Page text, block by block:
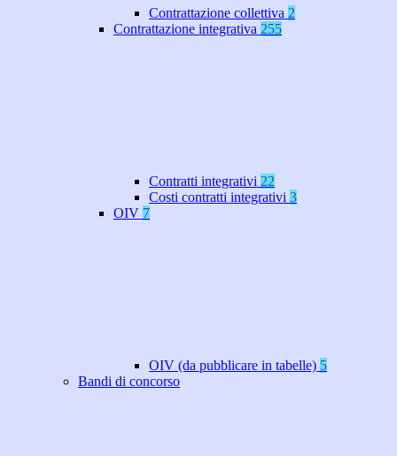
Contrattazione collettiva 2
Contrattazione integrativa 255
Contratti integrativi 22
Costi contratti integrativi 3
OIV 7
OIV (da pubblicare in tabelle) 5
Bandi di concorso